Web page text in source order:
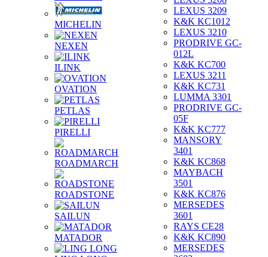
MICHELIN
NEXEN
ILINK
OVATION
PETLAS
PIRELLI
ROADMARCH
ROADSTONE
SAILUN
MATADOR
LEXUS 3209
K&K KC1012
LEXUS 3210
PRODRIVE GC-
012L
K&K KC700
LEXUS 3211
K&K KC731
LUMMA 3301
PRODRIVE GC-
05F
K&K KC777
MANSORY
3401
K&K KC868
MAYBACH
3501
K&K KC876
MERSEDES
3601
RAYS CE28
K&K KC890
MERSEDES